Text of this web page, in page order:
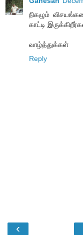
நிகழும்
காட்டி
வாழ்த்துக்கள்
Reply
‹